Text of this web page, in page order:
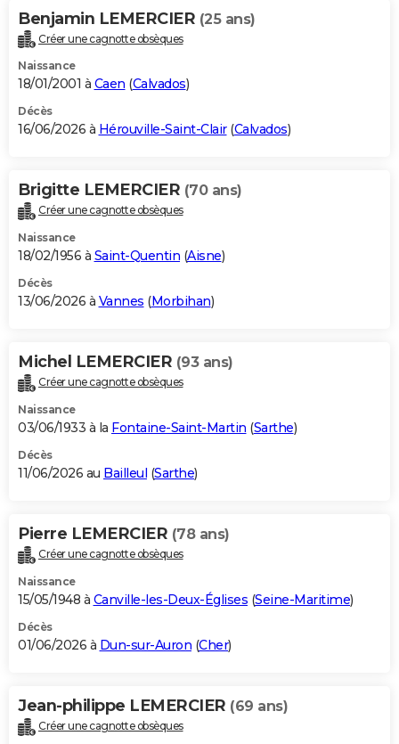
Benjamin LEMERCIER (25 ans)
Créer une cagnotte obsèques
Naissance
18/01/2001 à Caen (Calvados)
Décès
16/06/2026 à Hérouville-Saint-Clair(Calvados)
Brigitte LEMERCIER (70 ans)
Créer une cagnotte obsèques
Naissance
18/02/1956 à Saint-Quentin (Aisne)
Décès
13/06/2026 à Vannes (Morbihan)
Michel LEMERCIER (93 ans)
Créer une cagnotte obsèques
Naissance
03/06/1933 à la Fontaine-Saint-Martin (Sarthe)
Décès
11/06/2026 au Bailleul (Sarthe)
Pierre LEMERCIER (78 ans)
Créer une cagnotte obsèques
Naissance
15/05/1948 à Canville-les-Deux-Églises (Seine-Maritime)
Décès
01/06/2026 à Dun-sur-Auron (Cher)
Jean-philippe LEMERCIER (69 ans)
Créer une cagnotte obsèques